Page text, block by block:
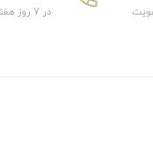
در 7 روز هفته